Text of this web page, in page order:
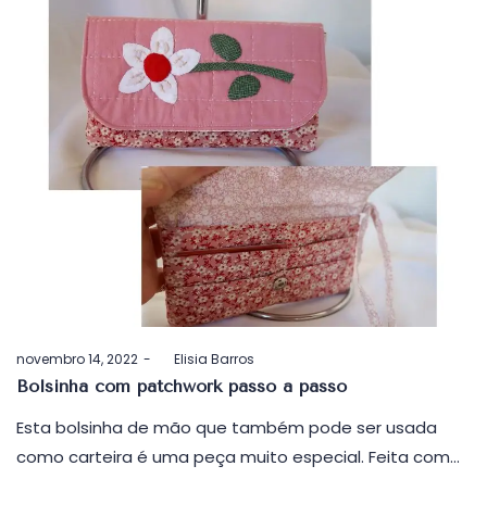
Postado
em
novembro 14, 2022 byElisia Barros
Bolsinha com patchwork passo a passo
Esta bolsinha de mão que também pode ser usada
como carteira é uma peça muito especial. Feita com…